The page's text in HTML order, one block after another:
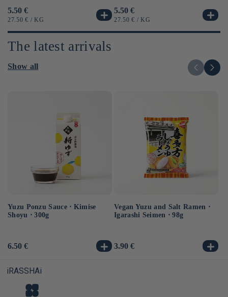
Usual
price
5.50 €
UNIT
27.50 € / BY
KG
Usual
price
5.50 €
UNIT
27.50 € / BY
KG
The latest arrivals
Show all
Yuzu Ponzu Sauce ⋅ Kimise
Shoyu ⋅ 300g
Usual
6.50 €
Vegan Yuzu and Salt Ramen ⋅
Igarashi Seimen ⋅ 98g
Usual
3.90 €
iRASSHAi